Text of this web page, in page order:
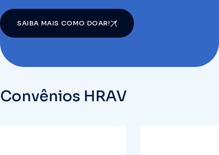
SAIBA MAIS COMO DOAR!
Convênios HRAV